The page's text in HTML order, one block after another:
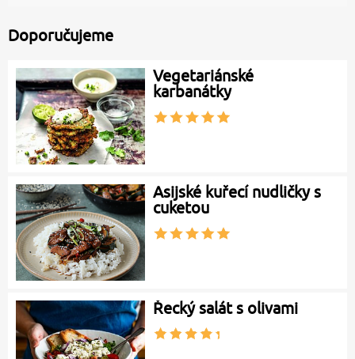
Doporučujeme
Vegetariánské
karbanátky
Asijské kuřecí nudličky s
cuketou
Řecký salát s olivami